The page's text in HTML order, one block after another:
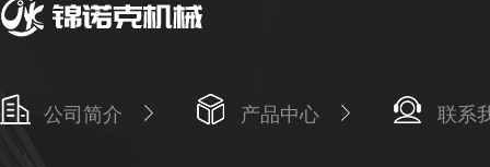
公司简介 产品中心 联系